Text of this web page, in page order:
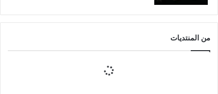
من المنتديات